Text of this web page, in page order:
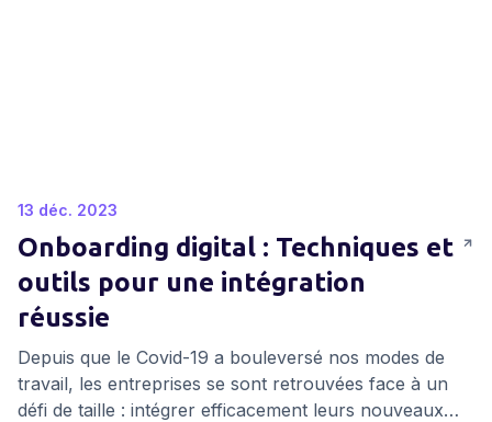
13 déc. 2023
Onboarding digital : Techniques et
outils pour une intégration
réussie
Depuis que le Covid-19 a bouleversé nos modes de
travail, les entreprises se sont retrouvées face à un
défi de taille : intégrer efficacement leurs nouveaux